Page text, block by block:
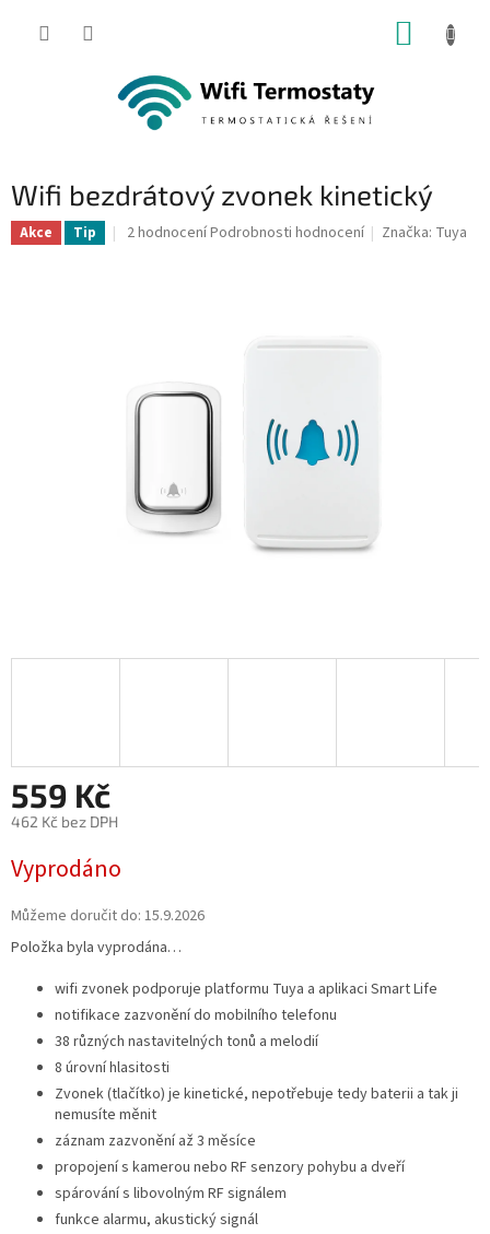
Wifi bezdrátový zvonek kinetický
Akce Tip
Průměrné
2 hodnoceníPodrobnosti hodnocení Značka: Tuya
559 Kč
462 Kč bez DPH
cena:
Vyprodáno
Můžeme doručit do: 15.9.2026
Položka byla vyprodána…
wifi zvonek podporuje platformu Tuya a aplikaci Smart Life
notifikace zazvonění do mobilního telefonu
38 různých nastavitelných tonů a melodií
8 úrovní hlasitosti
Zvonek (tlačítko) je kinetické, nepotřebuje tedy baterii a tak ji
nemusíte měnit
záznam zazvonění až 3 měsíce
propojení s kamerou nebo RF senzory pohybu a dveří
spárování s libovolným RF signálem
funkce alarmu, akustický signál